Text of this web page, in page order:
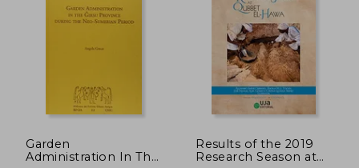
NT$ 1,487
Garden
Administration In The
Results of the 2019
Research Season at